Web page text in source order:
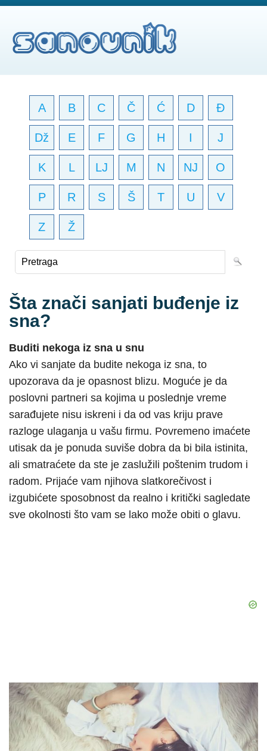
A B C Č Ć D Đ
Dž E F G H I J
K L LJ M N NJ O
P R S Š T U V
Z Ž
Šta znači sanjati buđenje iz
sna?
Buditi nekoga iz sna u snu
Ako vi sanjate da budite nekoga iz sna, to
upozorava da je opasnost blizu. Moguće je da
poslovni partneri sa kojima u poslednje vreme
sarađujete nisu iskreni i da od vas kriju prave
razloge ulaganja u vašu firmu. Povremeno imaćete
utisak da je ponuda suviše dobra da bi bila istinita,
ali smatraćete da ste je zaslužili poštenim trudom i
radom. Prijaće vam njihova slatkorečivost i
izgubićete sposobnost da realno i kritički sagledate
sve okolnosti što vam se lako može obiti o glavu.